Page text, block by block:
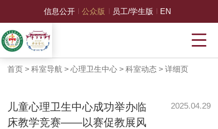
信息公开 公众版 员工/学生版 EN
首页 > 科室导航> 心理卫生中心> 科室动态 > 详细页
儿童心理卫生中心成功举办临
床教学竞赛——以赛促教展风
2025.04.29